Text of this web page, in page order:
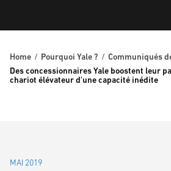
Home Pourquoi Yale ?
Communiqués
Des concessionnaires Yale boostent leur
chariot élévateur d'une capacité inédite
MAI 2019